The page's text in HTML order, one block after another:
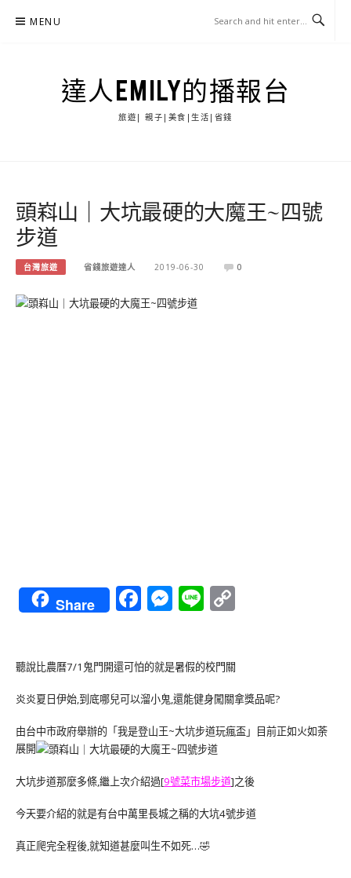
MENU
達人EMILY的播報台
旅遊| 親子|美食|生活|省錢
頭嵙山｜大坑最硬的大魔王~四號
步道
台灣旅遊 省錢旅遊達人 2019-06-30 0
Share Facebook
Messenger
Line
聽說比農曆7/1鬼門開還可怕的就是暑假的校門關
炎炎夏日伊始,到底哪兒可以溜小鬼,還能健身闖關拿獎品呢?
由台中市政府舉辦的「我是登山王~大坑步道玩瘋盃」目前正如火如荼
展開
大坑步道那麼多條,繼上次介紹過[9號菜市場步道]之後
今天要介紹的就是有台中萬里長城之稱的大坑4號步道
真正爬完全程後,就知道甚麼叫生不如死…🤣